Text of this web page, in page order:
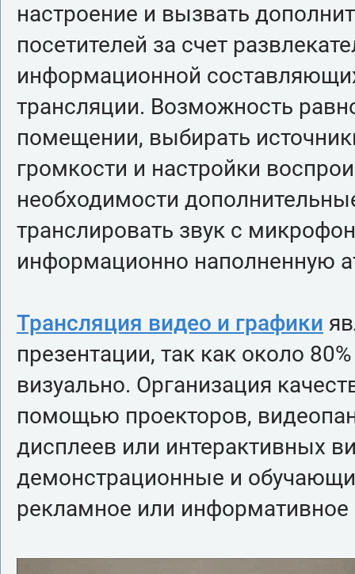
настроение и вызвать
посетителей за счет
информационной
трансляции. Возможность
помещении, выбирать
громкости и настройки
необходимости
транслировать звук с
информационно наполненную
Трансляция видео и графики
презентации, так как около
визуально. Организация
помощью проекторов,
дисплеев или интерактивных
демонстрационные и
рекламное или информативное